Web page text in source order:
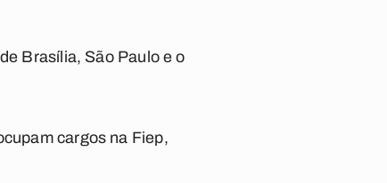
Brasília, São Paulo e o
cargos na Fiep,